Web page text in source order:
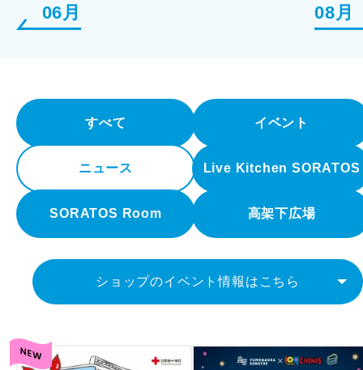
06月 08月
すべて イベント
ニュース Live Kitchen SORATOS
SORATOS Room 高架下広場
ショップのイベント情報はこちら